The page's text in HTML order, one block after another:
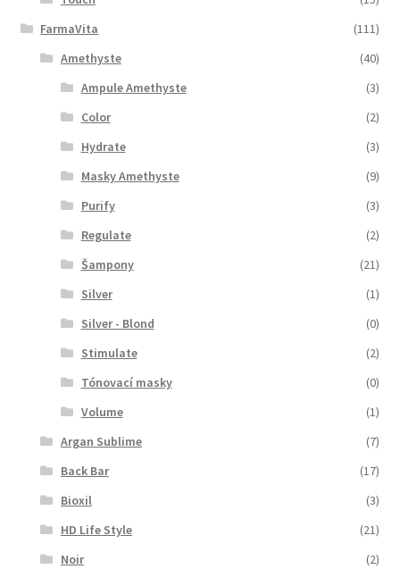
FarmaVita
(111)
Amethyste
(40)
Ampule Amethyste
(3)
Color
(2)
Hydrate
(3)
Masky Amethyste
(9)
Purify
(3)
Regulate
(2)
Šampony
(21)
Silver
(1)
Silver - Blond
(0)
Stimulate
(2)
Tónovací masky
(0)
Volume
(1)
Argan Sublime
(7)
Back Bar
(17)
Bioxil
(3)
HD Life Style
(21)
Noir
(2)